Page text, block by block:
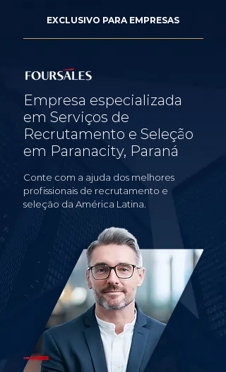
EXCLUSIVO PARA EMPRESAS
Empresa especializada
em Serviços de
Recrutamento e Seleção
em Paranacity, Paraná
Conte com a ajuda dos melhores
profissionais de recrutamento e
seleção da América Latina.